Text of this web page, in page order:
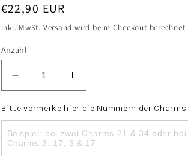
Normaler
Preis
€22,90 EUR
inkl. MwSt. Versand wird beim Checkout berechnet
Anzahl
Verringere
die
Menge
für
Halskette
mit
Erhöhe
die
Menge
für
Halskette
mit
Bitte vermerke hier die Nummern der Charms: